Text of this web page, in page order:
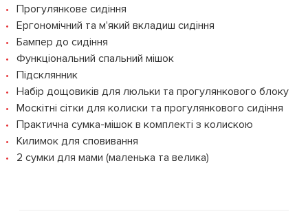
Прогулянкове сидіння
Ергономічний та м'який вкладиш сидіння
Бампер до сидіння
Функціональний спальний мішок
Підсклянник
Набір дощовиків для люльки та прогулянкового блоку
Москітні сітки для колиски та прогулянкового сидіння
Практична сумка-мішок в комплекті з колискою
Килимок для сповивання
2 сумки для мами (маленька та велика)